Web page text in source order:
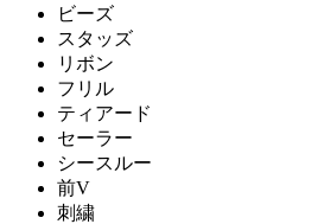
ビーズ
スタッズ
リボン
フリル
ティアード
セーラー
シースルー
前V
刺繍